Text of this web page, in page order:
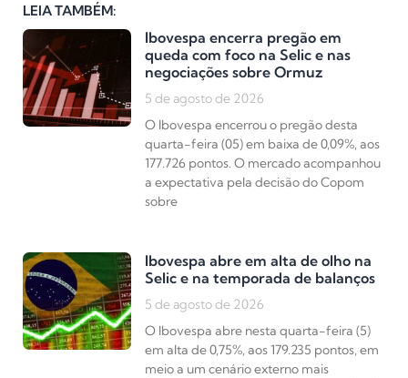
LEIA TAMBÉM:
Ibovespa encerra pregão em
queda com foco na Selic e nas
negociações sobre Ormuz
5 de agosto de 2026
O Ibovespa encerrou o pregão desta
quarta-feira (05) em baixa de 0,09%, aos
177.726 pontos. O mercado acompanhou
a expectativa pela decisão do Copom
sobre
Ibovespa abre em alta de olho na
Selic e na temporada de balanços
5 de agosto de 2026
O Ibovespa abre nesta quarta-feira (5)
em alta de 0,75%, aos 179.235 pontos, em
meio a um cenário externo mais